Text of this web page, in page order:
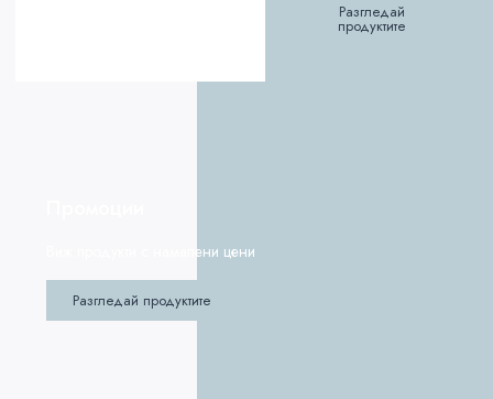
Разгледай
продуктите
Виж продукти с намалени цени
Разгледай продуктите